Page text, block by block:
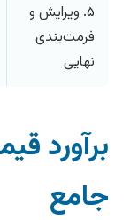
۵. ویرایش و
فرمت‌بندی
نهایی
برآورد
جامع